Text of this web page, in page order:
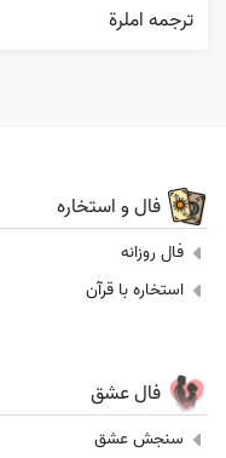
ترجمه املرة
فال و استخاره
فال روزانه
استخاره با قرآن
فال عشق
سنجش عشق